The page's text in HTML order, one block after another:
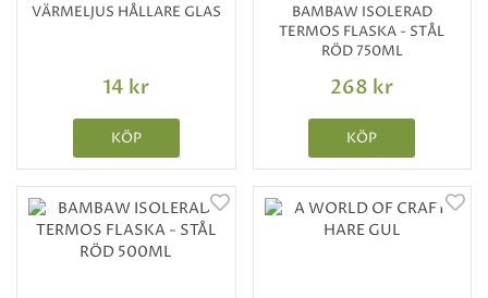
VÄRMELJUS HÅLLARE GLAS
14 kr
KÖP
BAMBAW ISOLERAD
TERMOS FLASKA - STÅL
RÖD 750ML
268 kr
KÖP